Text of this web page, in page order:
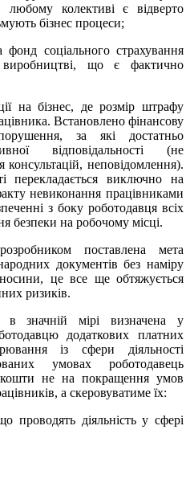
любому колективі є відверто
бізнес процеси;
соціального страхування
що є фактично
на бізнес, де розмір штрафу
Встановлено фінансову
за які достатньо
відповідальності (не
неповідомлення).
перекладається виключно на
невиконання працівниками
з боку роботодавця всіх
безпеки на робочому місці.
поставлена мета
документів без наміру
це все ще обтяжується
ризиків.
значній мірі визначена у
додаткових платних
із сфери діяльності
умовах роботодавець
не на покращення умов
а скеровуватиме їх:
проводять діяльність у сфері